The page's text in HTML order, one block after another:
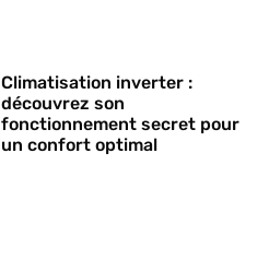
Climatisation inverter :
découvrez son
fonctionnement secret pour
un confort optimal